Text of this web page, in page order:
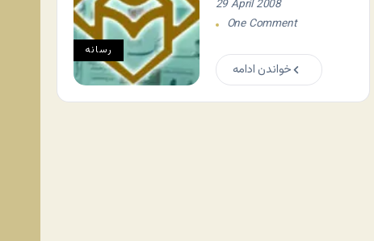
رسانه
29 April 2008
One Comment
خواندن ادامه